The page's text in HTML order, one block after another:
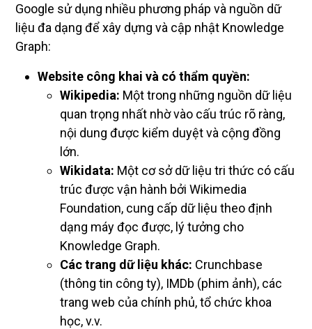
Google sử dụng nhiều phương pháp và nguồn dữ
liệu đa dạng để xây dựng và cập nhật Knowledge
Graph:
Website công khai và có thẩm quyền:
Wikipedia: Một trong những nguồn dữ liệu
quan trọng nhất nhờ vào cấu trúc rõ ràng,
nội dung được kiểm duyệt và cộng đồng
lớn.
Wikidata: Một cơ sở dữ liệu tri thức có cấu
trúc được vận hành bởi Wikimedia
Foundation, cung cấp dữ liệu theo định
dạng máy đọc được, lý tưởng cho
Knowledge Graph.
Các trang dữ liệu khác: Crunchbase
(thông tin công ty), IMDb (phim ảnh), các
trang web của chính phủ, tổ chức khoa
học, v.v.